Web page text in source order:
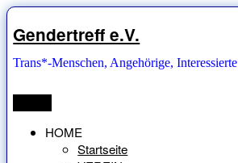
Zum
Inhalt
springen
Gendertreff e.V.
Trans*-Menschen, Angehörige, Interessierte
HOME
Startseite